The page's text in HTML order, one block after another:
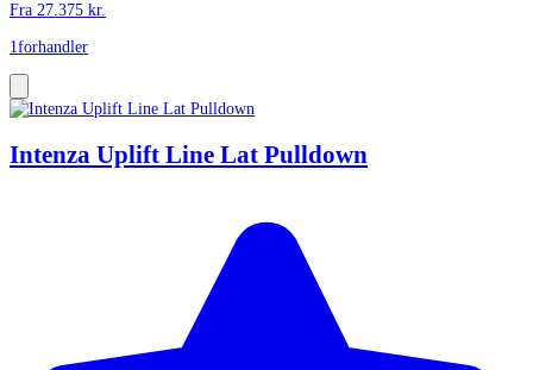
Fra 27.375 kr.
1forhandler
Intenza Uplift Line Lat Pulldown